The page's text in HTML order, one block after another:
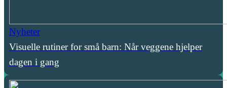
Nyheter
Visuelle rutiner for små barn: Når veggene hjelper
dagen i gang